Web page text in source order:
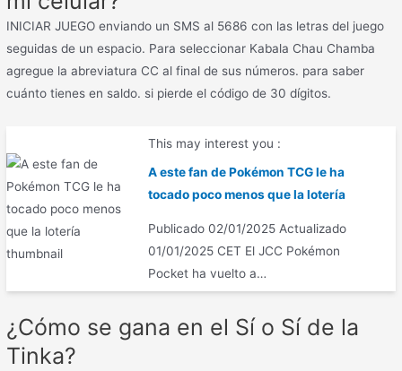
INICIAR JUEGO enviando un SMS al 5686 con las letras del juego
seguidas de un espacio. Para seleccionar Kabala Chau Chamba
agregue la abreviatura CC al final de sus números. para saber
cuánto tienes en saldo. si pierde el código de 30 dígitos.
This may interest you :
A este fan de Pokémon TCG le ha
tocado poco menos que la lotería
Publicado 02/01/2025 Actualizado
01/01/2025 CET El JCC Pokémon
Pocket ha vuelto a…
¿Cómo se gana en el Sí o Sí de la
Tinka?